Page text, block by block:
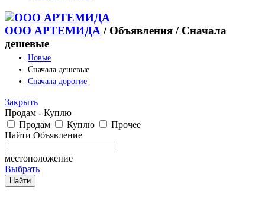
ООО АРТЕМИДА / Объявления / Сначала
дешевые
Новые
Сначала дешевые
Сначала дорогие
Закрыть
Продам - Куплю
Продам
Куплю
Прочее
Найти Объявление
местоположение
Выбрать